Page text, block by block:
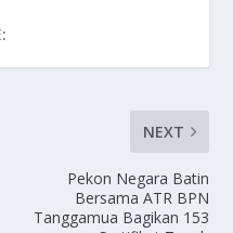
NEXT
Pekon Negara Batin
Bersama ATR BPN
Tanggamua Bagikan 153